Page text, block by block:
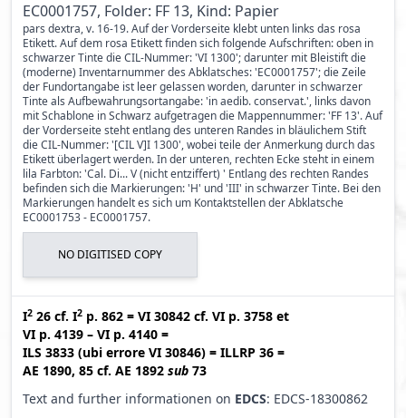
EC0001757, Folder: FF 13, Kind: Papier
pars dextra, v. 16-19. Auf der Vorderseite klebt unten links das rosa
Etikett. Auf dem rosa Etikett finden sich folgende Aufschriften: oben in
schwarzer Tinte die CIL-Nummer: 'VI 1300'; darunter mit Bleistift die
(moderne) Inventarnummer des Abklatsches: 'EC0001757'; die Zeile
der Fundortangabe ist leer gelassen worden, darunter in schwarzer
Tinte als Aufbewahrungsortangabe: 'in aedib. conservat.', links davon
mit Schablone in Schwarz aufgetragen die Mappennummer: 'FF 13'. Auf
der Vorderseite steht entlang des unteren Randes in bläulichem Stift
die CIL-Nummer: '[CIL V]I 1300', wobei teile der Anmerkung durch das
Etikett überlagert werden. In der unteren, rechten Ecke steht in einem
lila Farbton: 'Cal. Di... V (nicht entziffert) ' Entlang des rechten Randes
befinden sich die Markierungen: 'H' und 'III' in schwarzer Tinte. Bei den
Markierungen handelt es sich um Kontaktstellen der Abklatsche
EC0001753 - EC0001757.
NO DIGITISED COPY
I2 26 cf. I2 p. 862 = VI 30842 cf. VI p. 3758 et
VI p. 4139 – VI p. 4140 =
ILS 3833 (ubi errore VI 30846) = ILLRP 36 =
AE 1890, 85 cf. AE 1892 sub 73
Text and further informationen on EDCS: EDCS-18300862